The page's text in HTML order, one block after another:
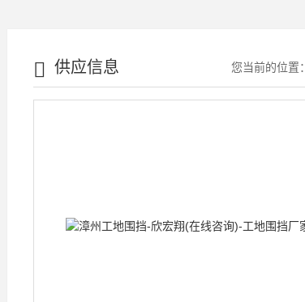
供应信息 您当前的位置：